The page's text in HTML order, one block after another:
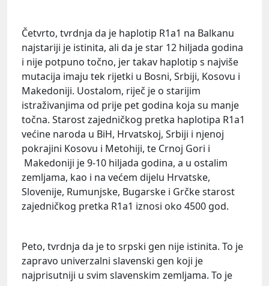
Četvrto, tvrdnja da je haplotip R1a1 na Balkanu
najstariji je istinita, ali da je star 12 hiljada godina
i nije potpuno točno, jer takav haplotip s najviše
mutacija imaju tek rijetki u Bosni, Srbiji, Kosovu i
Makedoniji. Uostalom, riječ je o starijim
istraživanjima od prije pet godina koja su manje
točna. Starost zajedničkog pretka haplotipa R1a1
većine naroda u BiH, Hrvatskoj, Srbiji i njenoj
pokrajini Kosovu i Metohiji, te Crnoj Gori i
Makedoniji je 9-10 hiljada godina, a u ostalim
zemljama, kao i na većem dijelu Hrvatske,
Slovenije, Rumunjske, Bugarske i Grčke starost
zajedničkog pretka R1a1 iznosi oko 4500 god.
Peto, tvrdnja da je to srpski gen nije istinita. To je
zapravo univerzalni slavenski gen koji je
najprisutniji u svim slavenskim zemljama. To je